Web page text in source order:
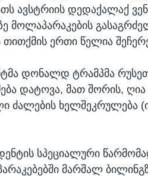
ავსტრიის დედაქალაქ
მოლაპარაკების
თითქმის ერთი წელია
დონალდ ტრამპმა
დატოვა, მათ შორის,
ძალების ხელშეკრულება
სპეციალური
მარშალ